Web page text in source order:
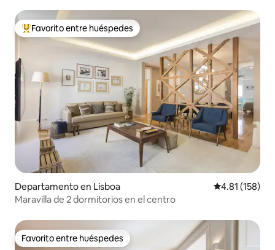
De los mejores en Favorito entre huéspedes
Favorito entre huéspedes
Departamento en Lisboa Calificación
4.81 (158)
Maravilla de 2 dormitorios en el centro
Favorito entre huéspedes
Favorito entre huéspedes